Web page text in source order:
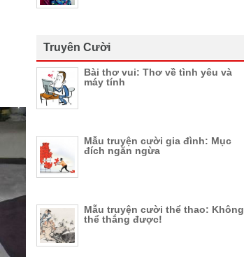
Truyên Cười
Bài thơ vui: Thơ về tình yêu và
máy tính
Mẫu truyện cười gia đình: Mục
đích ngăn ngừa
Mẫu truyện cười thể thao: Không
thể thắng được!